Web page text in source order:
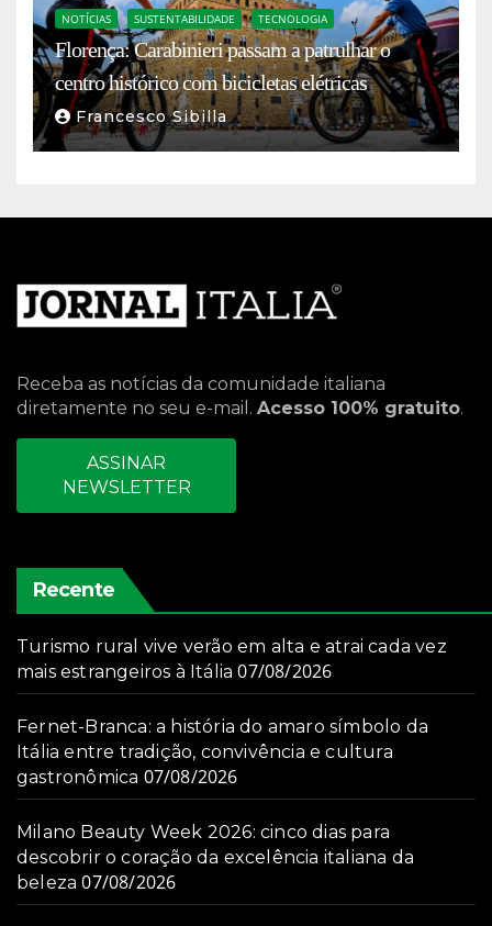
NOTÍCIAS SUSTENTABILIDADE TECNOLOGIA
Florença: Carabinieri passam a patrulhar o
centro histórico com bicicletas elétricas
Francesco Sibilla
Receba as notícias da comunidade italiana
diretamente no seu e-mail. Acesso 100% gratuito.
ASSINAR
NEWSLETTER
Recente
Turismo rural vive verão em alta e atrai cada vez
mais estrangeiros à Itália 07/08/2026
Fernet-Branca: a história do amaro símbolo da
Itália entre tradição, convivência e cultura
gastronômica 07/08/2026
Milano Beauty Week 2026: cinco dias para
descobrir o coração da excelência italiana da
beleza 07/08/2026